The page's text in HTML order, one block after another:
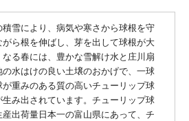
積雪により、病気や寒さから球根を守
がら根を伸ばし、芽を出して球根が大
なる春には、豊かな雪解け水と庄川扇
の水はけの良い土壌のおかげで、一球
が重みのある質の高いチューリップ球
生み出されています。チューリップ球
産出荷量日本一の富山県にあって、チ